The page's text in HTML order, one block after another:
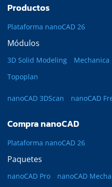
Productos
Plataforma nanoCAD 26
Módulos
3D Solid Modeling Mechanica
Topoplan
nanoCAD 3DScan nanoCAD
Compra nanoCAD
Plataforma nanoCAD 26
Paquetes
nanoCAD Pro
nanoCAD